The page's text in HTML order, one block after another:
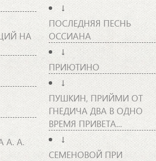
НА
А. А.
↓
ПОСЛЕДНЯЯ ПЕСНЬ
ОССИАНА
↓
ПРИЮТИНО
↓
ПУШКИН, ПРИЙМИ ОТ
ГНЕДИЧА ДВА В ОДНО
ВРЕМЯ ПРИВЕТА...
↓
СЕМЕНОВОЙ ПРИ